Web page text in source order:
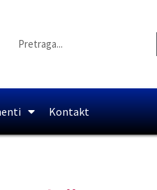
Kontakt